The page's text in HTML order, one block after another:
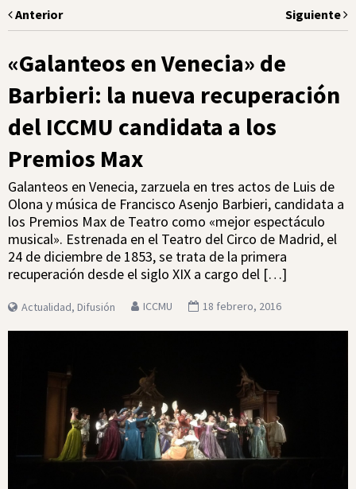
Anterior Siguiente
«Galanteos en Venecia» de
Barbieri: la nueva recuperación
del ICCMU candidata a los
Premios Max
Galanteos en Venecia, zarzuela en tres actos de Luis de
Olona y música de Francisco Asenjo Barbieri, candidata a
los Premios Max de Teatro como «mejor espectáculo
musical». Estrenada en el Teatro del Circo de Madrid, el
24 de diciembre de 1853, se trata de la primera
recuperación desde el siglo XIX a cargo del […]
Actualidad, Difusión ICCMU 18 febrero, 2016